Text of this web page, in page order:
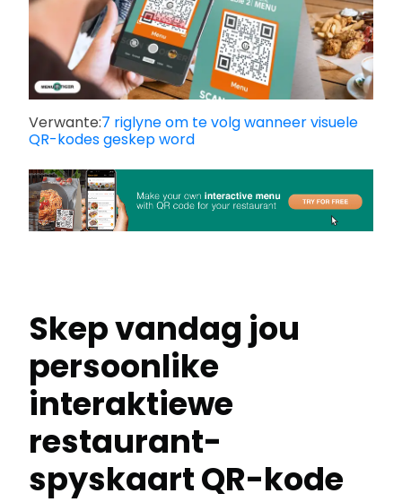
Verwante:7 riglyne om te volg wanneer visuele
QR-kodes geskep word
Skep vandag jou
persoonlike
interaktiewe
restaurant-
spyskaart QR-kode